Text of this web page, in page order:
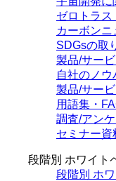
ゼロトラス
カーボン
SDGsの取
製品/サー
自社のノウ
製品/サー
用語集・
調査/アン
セミナー資
段階別 ホワイト
段階別 ホ